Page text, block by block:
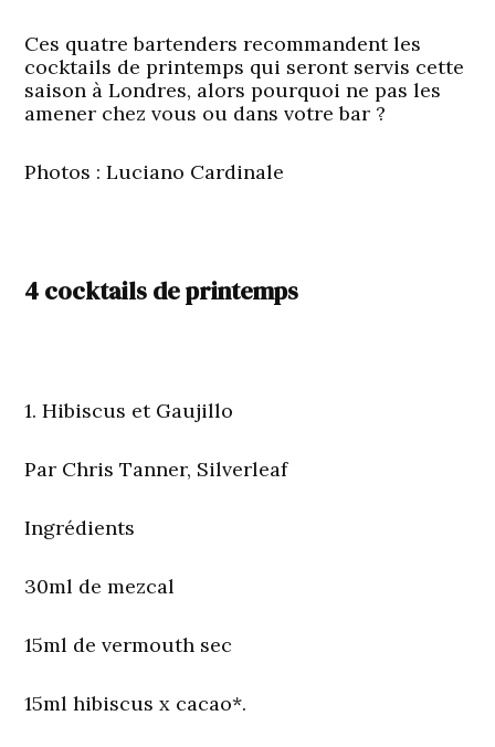
Ces quatre bartenders recommandent les
cocktails de printemps qui seront servis cette
saison à Londres, alors pourquoi ne pas les
amener chez vous ou dans votre bar ?
Photos : Luciano Cardinale
4 cocktails de printemps
1. Hibiscus et Gaujillo
Par Chris Tanner, Silverleaf
Ingrédients
30ml de mezcal
15ml de vermouth sec
15ml hibiscus x cacao*.